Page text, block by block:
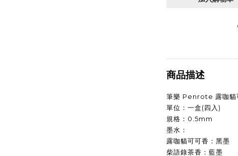
商品描述
筆樂 Penrote 露咖貓
單位：一盒(四入)
規格：0.5mm
墨水：
露咖貓可可香：黑墨
柴語錄茶香：藍墨